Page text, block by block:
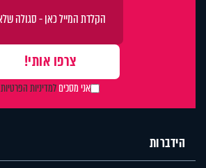
אני מסכיםלמדיניות הפרטיות
הידברות